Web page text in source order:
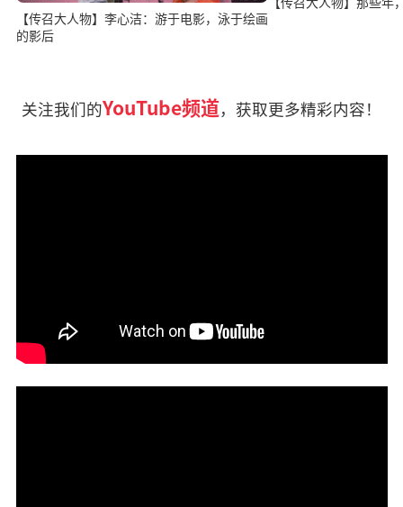
【传召大人物】李心洁：游于电影，泳于绘画
的影后
关注我们的YouTube频道，获取更多精彩内容！